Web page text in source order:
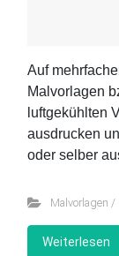
Auf
Malvorlagen
luftgekühlten
ausdrucken
oder selber
Malvorlagen /
Weiterlesen